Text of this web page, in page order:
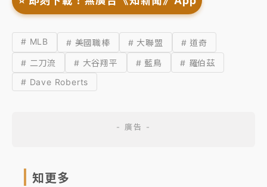
# MLB # 美國職棒 # 大聯盟
# 道奇
# 二刀流
# 大谷翔平 # 藍鳥
# 羅伯茲
# Dave Roberts
知更多